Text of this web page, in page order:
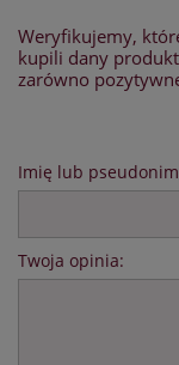
Weryfikujemy,
kupili dany
zarówno
Imię lub
Twoja opinia: